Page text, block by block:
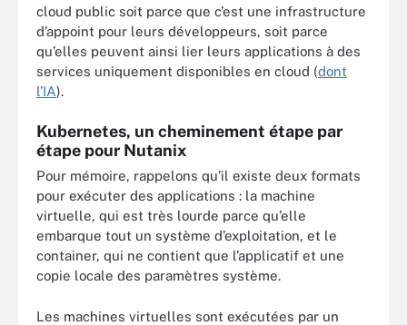
cloud public soit parce que c’est une infrastructure
d’appoint pour leurs développeurs, soit parce
qu’elles peuvent ainsi lier leurs applications à des
services uniquement disponibles en cloud (dont
l’IA).
Kubernetes, un cheminement étape par
étape pour Nutanix
Pour mémoire, rappelons qu’il existe deux formats
pour exécuter des applications : la machine
virtuelle, qui est très lourde parce qu’elle
embarque tout un système d’exploitation, et le
container, qui ne contient que l’applicatif et une
copie locale des paramètres système.
Les machines virtuelles sont exécutées par un